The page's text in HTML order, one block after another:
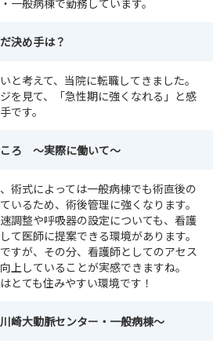
一般病棟で勤務しています。
決め手は？
と考えて、当院に転職してきました。
を見て、「急性期に強くなれる」と感
です。
ろ ～実際に働いて～
術式によっては一般病棟でも術直後の
いるため、術後管理に強くなります。
調整や呼吸器の設定についても、看護
て医師に提案できる環境があります。
すが、その分、看護師としてのアセス
上していることが実感できますね。
とても住みやすい環境です！
崎大動脈センター・一般病棟～